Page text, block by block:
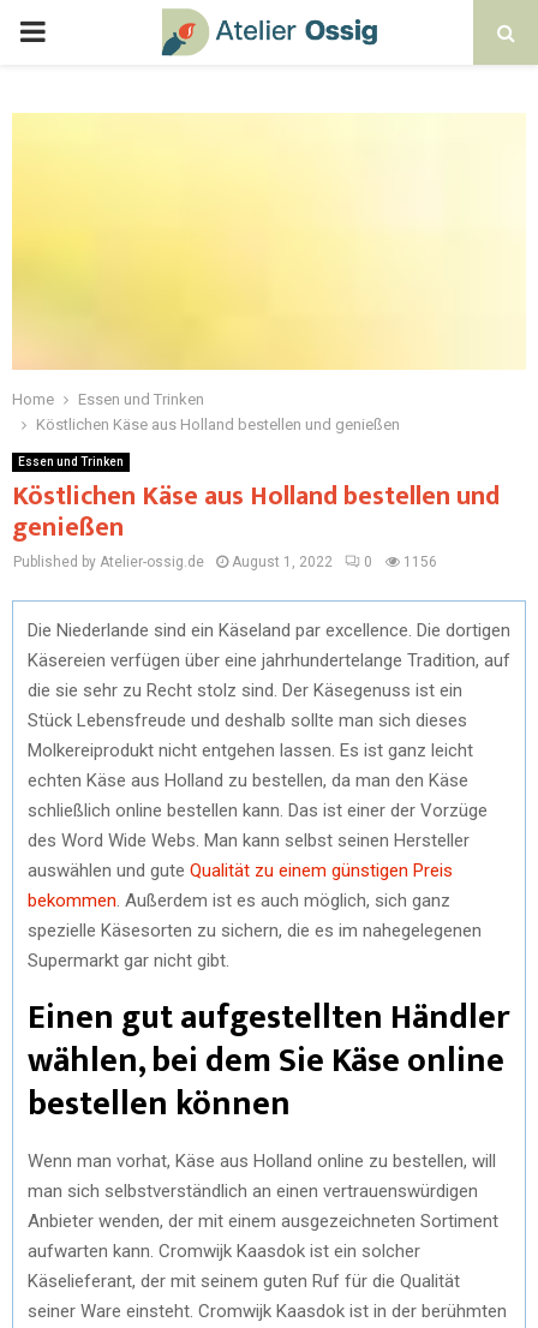
Home
Essen und Trinken
Köstlichen Käse aus Holland bestellen und genießen
Essen und Trinken
Köstlichen Käse aus Holland bestellen und
genießen
Published by Atelier-ossig.de August 1, 2022 0 1156
Die Niederlande sind ein Käseland par excellence. Die dortigen
Käsereien verfügen über eine jahrhundertelange Tradition, auf
die sie sehr zu Recht stolz sind. Der Käsegenuss ist ein
Stück Lebensfreude und deshalb sollte man sich dieses
Molkereiprodukt nicht entgehen lassen. Es ist ganz leicht
echten Käse aus Holland zu bestellen, da man den Käse
schließlich online bestellen kann. Das ist einer der Vorzüge
des Word Wide Webs. Man kann selbst seinen Hersteller
auswählen und gute Qualität zu einem günstigen Preis
bekommen . Außerdem ist es auch möglich, sich ganz
spezielle Käsesorten zu sichern, die es im nahegelegenen
Supermarkt gar nicht gibt.
Einen gut aufgestellten Händler
wählen, bei dem Sie Käse online
bestellen können
Wenn man vorhat, Käse aus Holland online zu bestellen, will
man sich selbstverständlich an einen vertrauenswürdigen
Anbieter wenden, der mit einem ausgezeichneten Sortiment
aufwarten kann. Cromwijk Kaasdok ist ein solcher
Käselieferant, der mit seinem guten Ruf für die Qualität
seiner Ware einsteht. Cromwijk Kaasdok ist in der berühmten